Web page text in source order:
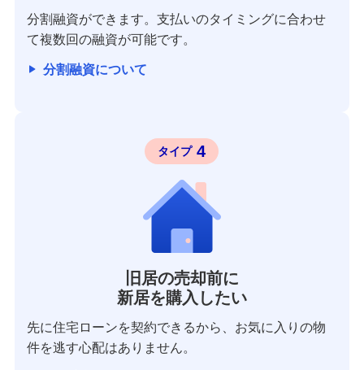
分割融資ができます。支払いのタイミングに合わせ
て複数回の融資が可能です。
分割融資について
タイプ 4
旧居の売却前に
新居を購入したい
先に住宅ローンを契約できるから、お気に入りの物
件を逃す心配はありません。